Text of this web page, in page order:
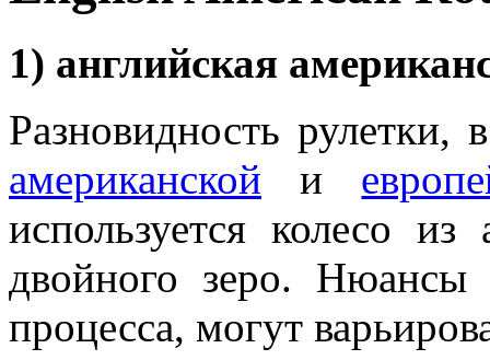
1) английская
Разновидность рулетки,
американской и
используется колесо
двойного зеро. Нюансы
процесса, могут